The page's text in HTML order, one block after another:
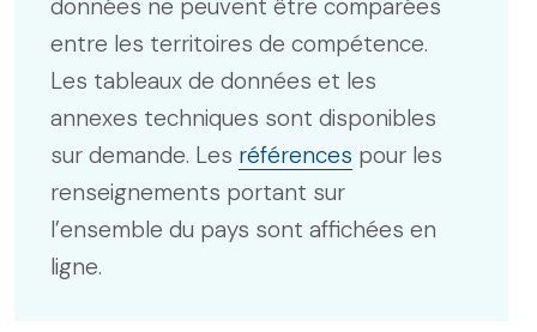
données ne peuvent être comparées
entre les territoires de compétence.
Les tableaux de données et les
annexes techniques sont disponibles
sur demande. Les références pour les
renseignements portant sur
l’ensemble du pays sont affichées en
ligne.